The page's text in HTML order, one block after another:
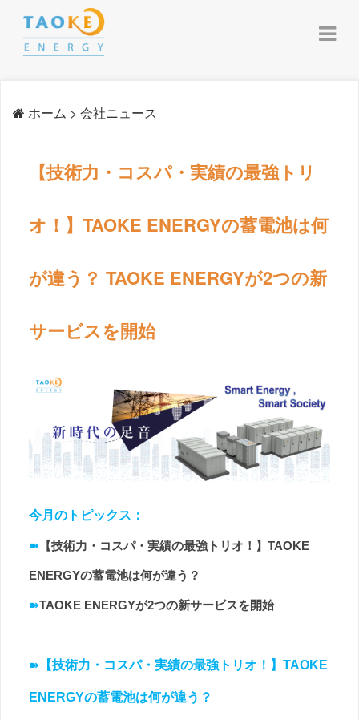
ホーム > 会社ニュース
【技術力・コスパ・実績の最強トリ
オ！】TAOKE ENERGYの蓄電池は何
が違う？ TAOKE ENERGYが2つの新
サービスを開始
今月のトピックス：
➽ 【技術力・コスパ・実績の最強トリオ！】TAOKE
ENERGYの蓄電池は何が違う？
➽TAOKE ENERGYが2つの新サービスを開始
➽ 【技術力・コスパ・実績の最強トリオ！】TAOKE
ENERGYの蓄電池は何が違う？